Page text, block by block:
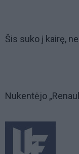
Šis suko į kairę,
Nukentėjo